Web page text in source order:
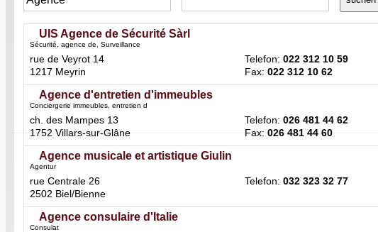
UIS Agence de Sécurité Sàrl
Sécurité, agence de, Surveillance
rue de Veyrot 14
1217 Meyrin
Telefon:022 312 10 59
Fax:022 312 10 62
Agence d'entretien d'immeubles
Conciergerie immeubles, entretien d
ch. des Mampes 13
1752 Villars-sur-Glâne
Telefon:026 481 44 62
Fax:026 481 44 60
Agence musicale et artistique Giulin
Agentur
rue Centrale 26
2502 Biel/Bienne
Telefon:032 323 32 77
Agence consulaire d'Italie
Consulat